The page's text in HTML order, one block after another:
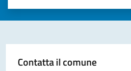
Valuta 5 stelle su 5
Valuta 4 stelle su 5
Valuta 3 stelle su 5
Valuta 2 stelle su 5
Valuta 1 stelle su 5
Contatta il comune